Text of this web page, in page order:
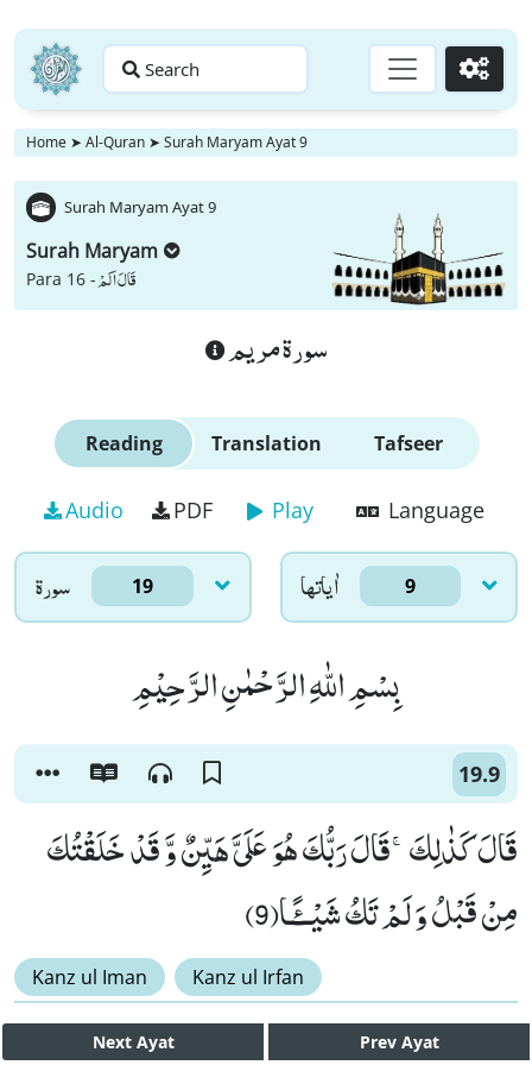
Search Go
Home ➤ Al-Quran ➤ Surah Maryam Ayat 9
Surah Maryam Ayat 9
Surah Maryam
Para 16 -قَالَ اَلَمْ
سورة مريم
Reading Translation Tafseer
Audio PDF Play Language
سورۃ 19 اٰياتها 9
بِسْمِ اللّٰهِ الرَّحْمٰنِ الرَّحِیْمِ
19.9
قَالَ كَذٰلِكَۚ-قَالَ رَبُّكَ هُوَ عَلَیَّ هَیِّنٌ وَّ قَدْ خَلَقْتُكَ
مِنْ قَبْلُ وَ لَمْ تَكُ شَیْــٴًـا(9)
Kanz ul Iman Kanz ul Irfan
Next Ayat Prev Ayat